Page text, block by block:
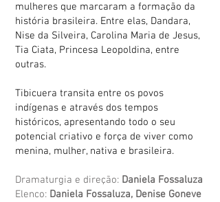
mulheres que marcaram a formação da
história brasileira. Entre elas, Dandara,
Nise da Silveira, Carolina Maria de Jesus,
Tia Ciata, Princesa Leopoldina, entre
outras.
Tibicuera transita entre os povos
indígenas e através dos tempos
históricos, apresentando todo o seu
potencial criativo e força de viver como
menina, mulher, nativa e brasileira.
Dramaturgia e direção: Daniela Fossaluza
Elenco: Daniela Fossaluza, Denise Goneve